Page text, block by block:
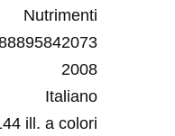
Nutrimenti
2008
Italiano
ill. a colori